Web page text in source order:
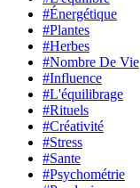
#Énergétique
#Plantes
#Herbes
#Nombre De Vie
#Influence
#L'équilibrage
#Rituels
#Créativité
#Stress
#Sante
#Psychométrie